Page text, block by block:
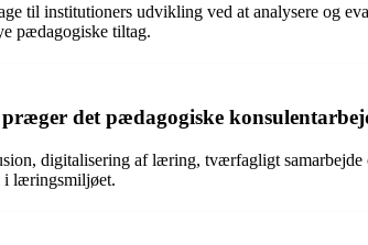
til institutioners udvikling ved at analysere og
pædagogiske tiltag.
det pædagogiske
digitalisering af læring, tværfagligt
i læringsmiljøet.